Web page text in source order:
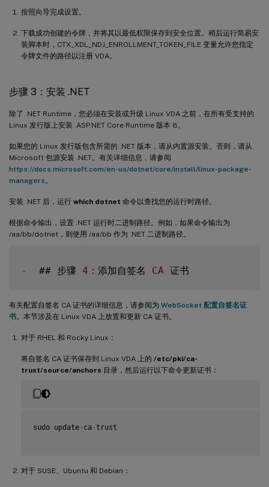
按照向导完成设置。
下载成功创建的令牌，并将其以最低权限保存到安全位置。稍后运行简易安
装脚本时，CTX_XDL_NDJ_ENROLLMENT_TOKEN_FILE 变量允许您指定
令牌文件的路径以注册 VDA。
步骤 3：安装 .NET
除了 .NET Runtime，您必须在安装或升级 Linux VDA 之前，在所有受支持的
Linux 发行版上安装 .ASP.NET Core Runtime 版本 8。
如果您的 Linux 发行版包含所需的 .NET 版本，请从内置源安装。否则，请从
Microsoft 包源安装 .NET。有关详细信息，请参阅
https://docs.microsoft.com/en-us/dotnet/core/install/linux-package-
managers 。
安装 .NET 后，运行 which dotnet 命令以查找您的运行时路径。
根据命令输出，设置 .NET 运行时二进制路径。例如，如果命令输出为
/aa/bb/dotnet，则使用 /aa/bb 作为 .NET 二进制路径。
-
  ## 步骤
4 ：添加自签名 CA
有关配置自签名 CA 证书的详细信息，请参阅为 WebSocket 配置自签名证
书。本节涉及在 Linux VDA 上放置和更新 CA 证书。
对于 RHEL 和 Rocky Linux：
将自签名 CA 证书保存到 Linux VDA 上的 /etc/pki/ca-
trust/source/anchors 目录，然后运行以下命令更新证书：
sudo update- ca-trust
对于 SUSE、Ubuntu 和 Debian：